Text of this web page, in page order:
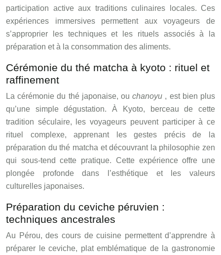
participation active aux traditions culinaires locales. Ces
expériences immersives permettent aux voyageurs de
s’approprier les techniques et les rituels associés à la
préparation et à la consommation des aliments.
Cérémonie du thé matcha à kyoto : rituel et
raffinement
La cérémonie du thé japonaise, ouchanoyu , est bien plus
qu’une simple dégustation. À Kyoto, berceau de cette
tradition séculaire, les voyageurs peuvent participer à ce
rituel complexe, apprenant les gestes précis de la
préparation du thé matcha et découvrant la philosophie zen
qui sous-tend cette pratique. Cette expérience offre une
plongée profonde dans l’esthétique et les valeurs
culturelles japonaises.
Préparation du ceviche péruvien :
techniques ancestrales
Au Pérou, des cours de cuisine permettent d’apprendre à
préparer le ceviche, plat emblématique de la gastronomie